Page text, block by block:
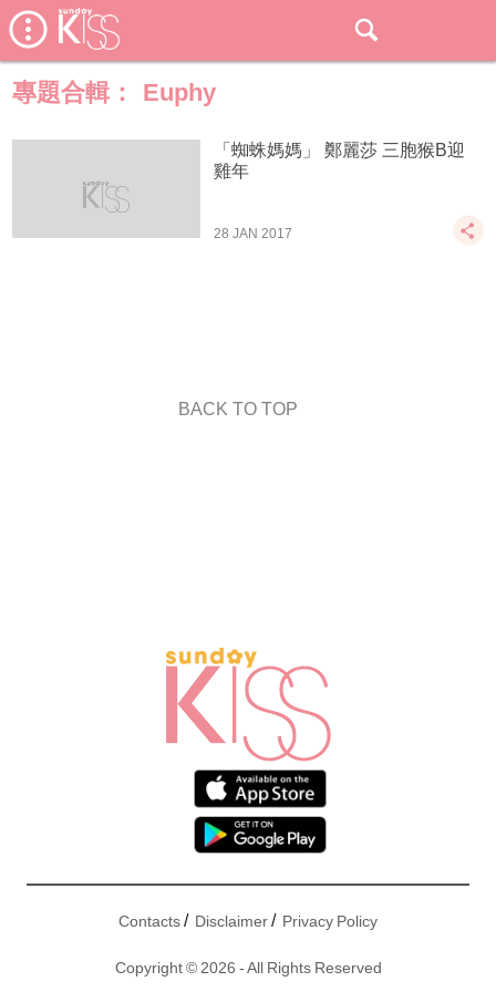
專題合輯： Euphy
「蜘蛛媽媽」 鄭麗莎 三胞猴B迎
雞年
28 JAN 2017
BACK TO TOP
Contacts/ Disclaimer/ Privacy Policy
Copyright © 2026 - All Rights Reserved